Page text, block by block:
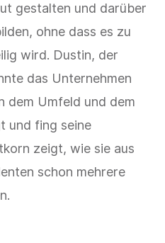
gestalten und darüber
ohne dass es zu
wird. Dustin, der
das Unternehmen
dem Umfeld und dem
und fing seine
zeigt, wie sie aus
schon mehrere